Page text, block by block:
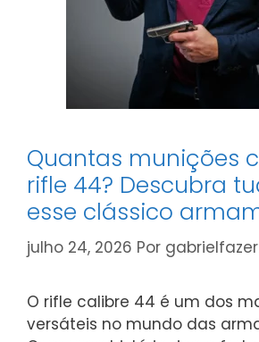
Quantas munições
rifle 44? Descubra
esse clássico
julho 24, 2026 Por
O rifle calibre 44 é um dos
versáteis no mundo das